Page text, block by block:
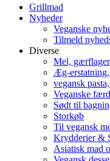
Grillmad
Nyheder
Veganske
Tilmeld
Diverse
Mel,
Æg-
vegansk
Veganske
Sødt til
Storkøb
Til vegansk
Krydderier &
Asiatisk mad